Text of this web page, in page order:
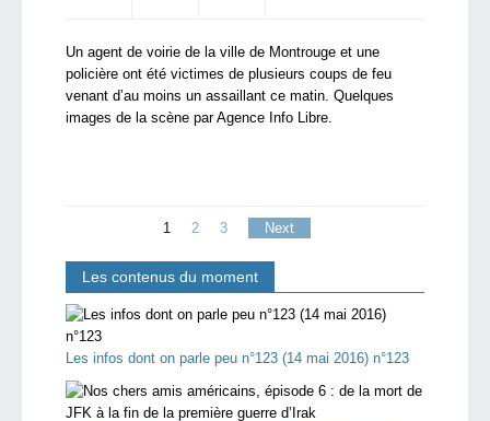
Un agent de voirie de la ville de Montrouge et une
policière ont été victimes de plusieurs coups de feu
venant d’au moins un assaillant ce matin. Quelques
images de la scène par Agence Info Libre.
1 2 3 Next
Les contenus du moment
Les infos dont on parle peu n°123 (14 mai 2016) n°123